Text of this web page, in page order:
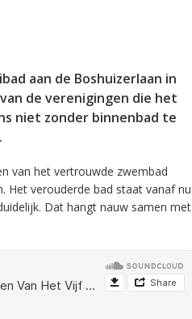
aan de Boshuizerlaan in
de verenigingen die het
niet zonder binnenbad te
van het vertrouwde zwembad
Het verouderde bad staat vanaf nu
Dat hangt nauw samen met